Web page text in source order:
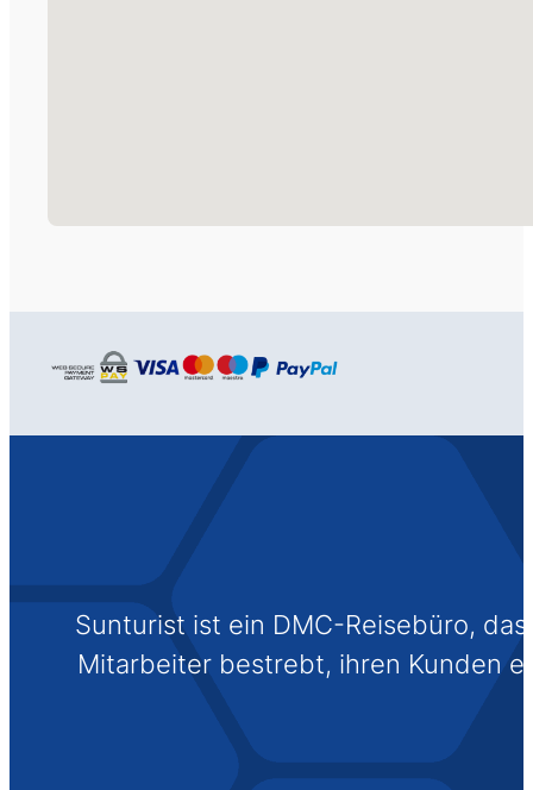
Sunturist ist ein DMC-Reisebüro,
Mitarbeiter bestrebt, ihren Kunden